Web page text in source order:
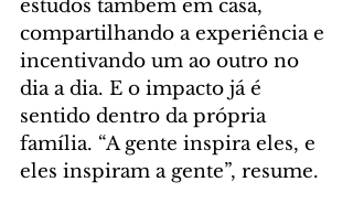
estudos também em casa,
compartilhando a experiência e
incentivando um ao outro no
dia a dia. E o impacto já é
sentido dentro da própria
família. “A gente inspira eles, e
eles inspiram a gente”, resume.